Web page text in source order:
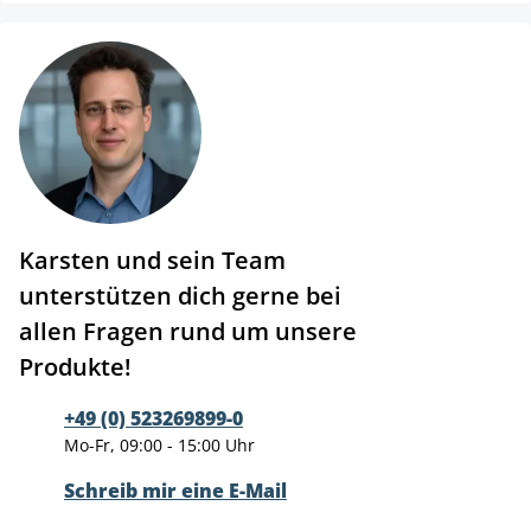
Karsten und sein Team
unterstützen dich gerne bei
allen Fragen rund um unsere
Produkte!
+49 (0) 523269899-0
Mo-Fr, 09:00 - 15:00 Uhr
Schreib mir eine E-Mail